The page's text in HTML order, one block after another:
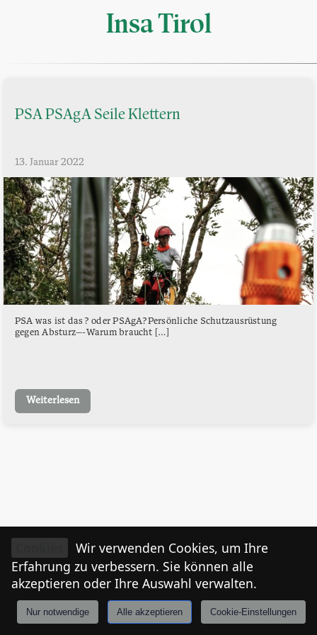
Insa Tirol
PSA PSAgA Seile Klettern
13. Januar 2022
PSA was ist das? oder PSAgA?Persönliche Schutzausrüstung
gegen Absturz—-Warum braucht […]
Weiterlesen
Anmelden Tiroler
Wir verwenden Cookies, um Ihre
Erfahrung zu verbessern. Sie können alle
akzeptieren oder Ihre Auswahl verwalten.
Nur notwendige Alle akzeptieren Cookie-Einstellungen